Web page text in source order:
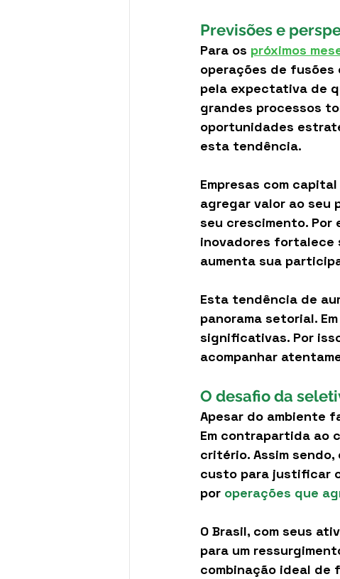
Previsões e
Para os próximos
operações de fusões
pela expectativa de
grandes processos
oportunidades
esta tendência.
Empresas com
agregar valor ao seu
seu crescimento. Por
inovadores fortalece
aumenta sua
Esta tendência de
panorama setorial.
significativas. Por
acompanhar
O desafio da
Apesar do ambiente
Em contrapartida ao
critério. Assim
custo para justificar
por operações que
O Brasil, com seus
para um
combinação ideal de